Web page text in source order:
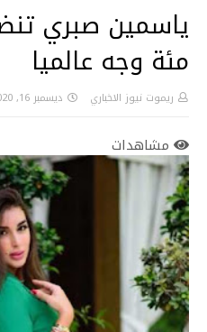
ياسمين صبري
مئة وجه عالميا
ريموت نيوز الاخباري ديسمبر 16, 2020
مشاهدات